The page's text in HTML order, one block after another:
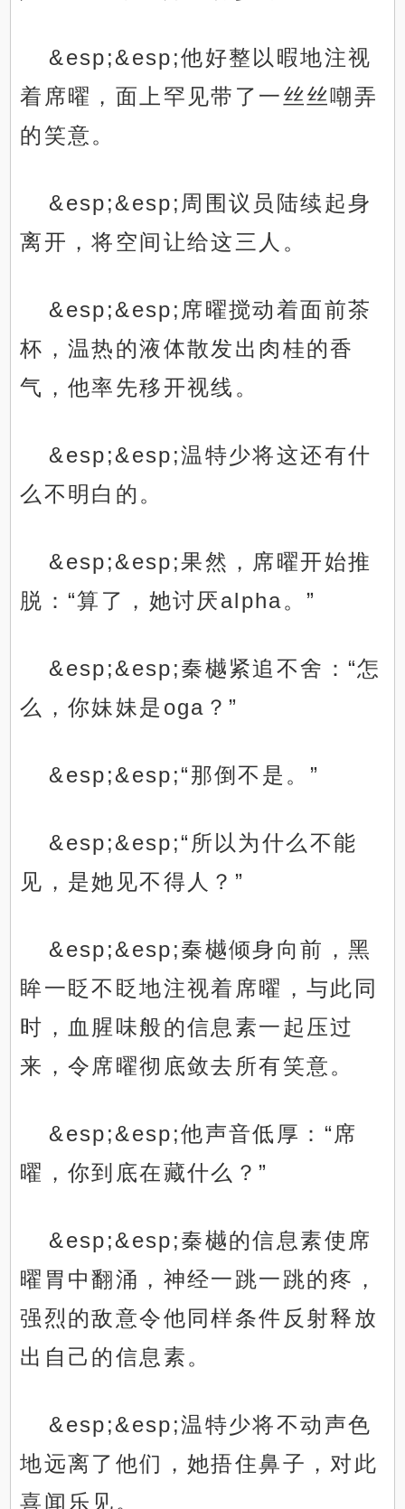
&esp;&esp;他好整以暇地注视
着席曜，面上罕见带了一丝丝嘲弄
的笑意。
&esp;&esp;周围议员陆续起身
离开，将空间让给这三人。
&esp;&esp;席曜搅动着面前茶
杯，温热的液体散发出肉桂的香
气，他率先移开视线。
&esp;&esp;温特少将这还有什
么不明白的。
&esp;&esp;果然，席曜开始推
脱：“算了，她讨厌alpha。”
&esp;&esp;秦樾紧追不舍：“怎
么，你妹妹是oga？”
&esp;&esp;“那倒不是。”
&esp;&esp;“所以为什么不能
见，是她见不得人？”
&esp;&esp;秦樾倾身向前，黑
眸一眨不眨地注视着席曜，与此同
时，血腥味般的信息素一起压过
来，令席曜彻底敛去所有笑意。
&esp;&esp;他声音低厚：“席
曜，你到底在藏什么？”
&esp;&esp;秦樾的信息素使席
曜胃中翻涌，神经一跳一跳的疼，
强烈的敌意令他同样条件反射释放
出自己的信息素。
&esp;&esp;温特少将不动声色
地远离了他们，她捂住鼻子，对此
喜闻乐见。